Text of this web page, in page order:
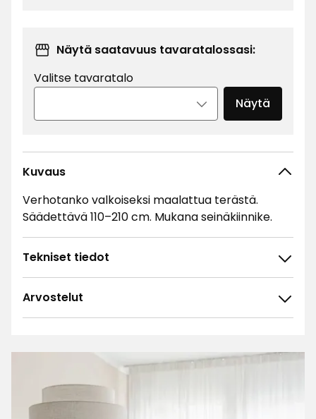
Näytä saatavuus tavaratalossasi:
Valitse tavaratalo
Näytä
Kuvaus
Verhotanko valkoiseksi maalattua terästä.
Säädettävä 110–210 cm. Mukana seinäkiinnike.
Tekniset tiedot
Arvostelut
4.7
2 ☆
Lajittele